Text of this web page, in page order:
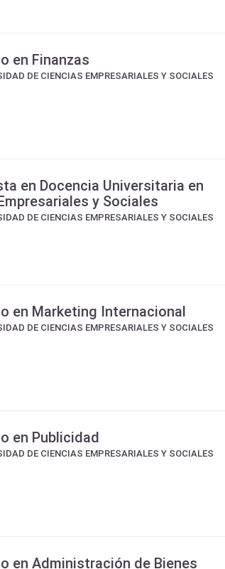
en Finanzas
DE CIENCIAS EMPRESARIALES Y SOCIALES
en Docencia Universitaria en
y Sociales
DE CIENCIAS EMPRESARIALES Y SOCIALES
en Marketing Internacional
DE CIENCIAS EMPRESARIALES Y SOCIALES
en Publicidad
DE CIENCIAS EMPRESARIALES Y SOCIALES
en Administración de Bienes